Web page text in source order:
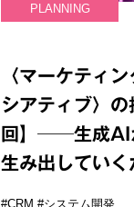
PLANNING
〈マーケティ
シアティブ〉
回】──生成AI
生み出していく
#CRM #システム開発